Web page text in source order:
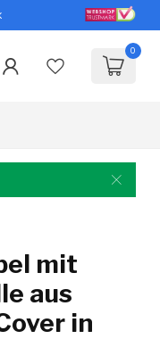
0
mit
aus
in